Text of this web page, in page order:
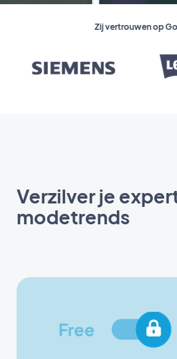
Zij vertrouwen op
Verzilver je
modetrends